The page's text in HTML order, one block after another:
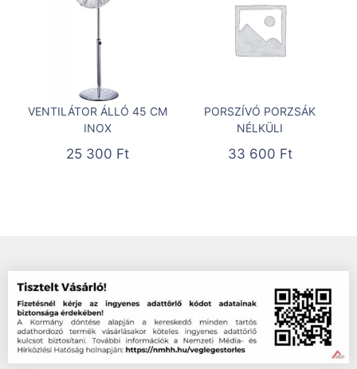
VENTILÁTOR ÁLLÓ 45 CM
INOX
25 300 Ft
PORSZÍVÓ PORZSÁK
NÉLKÜLI
33 600 Ft